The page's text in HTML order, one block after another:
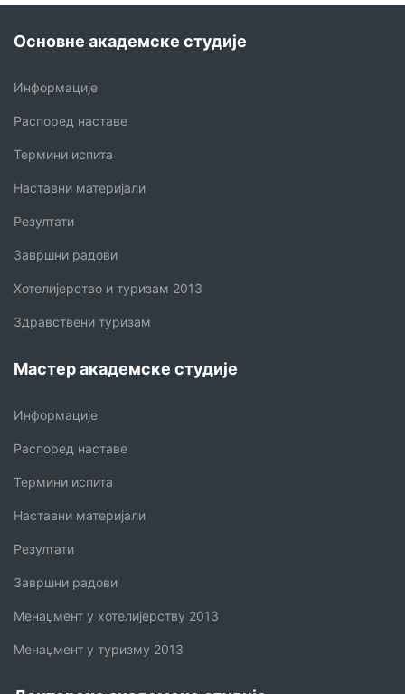
Основне академске студије
Информације
Распоред наставе
Термини испита
Наставни материјали
Резултати
Завршни радови
Хотелијерство и туризам 2013
Здравствени туризам
Мастер академске студије
Информације
Распоред наставе
Термини испита
Наставни материјали
Резултати
Завршни радови
Менаџмент у хотелијерству 2013
Менаџмент у туризму 2013